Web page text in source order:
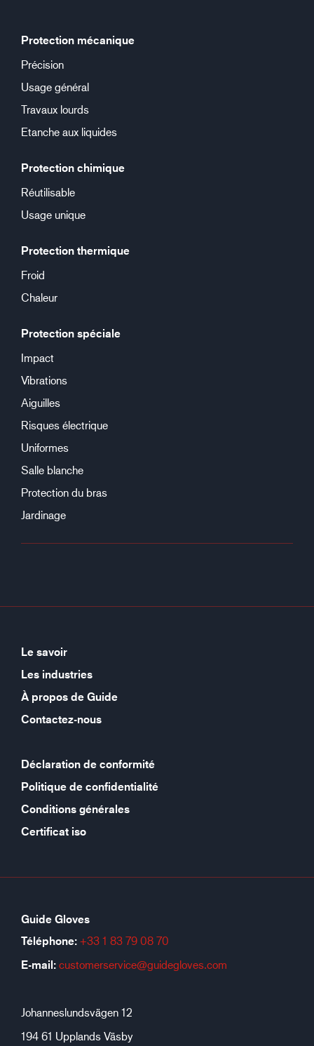
Protection mécanique
Précision
Usage général
Travaux lourds
Etanche aux liquides
Protection chimique
Réutilisable
Usage unique
Protection thermique
Froid
Chaleur
Protection spéciale
Impact
Vibrations
Aiguilles
Risques électrique
Uniformes
Salle blanche
Protection du bras
Jardinage
Le savoir
Les industries
À propos de Guide
Contactez-nous
Déclaration de conformité
Politique de confidentialité
Conditions générales
Certificat iso
Guide Gloves
Téléphone: +33 1 83 79 08 70
E-mail: customerservice@guidegloves.com
Johanneslundsvägen 12
194 61 Upplands Väsby